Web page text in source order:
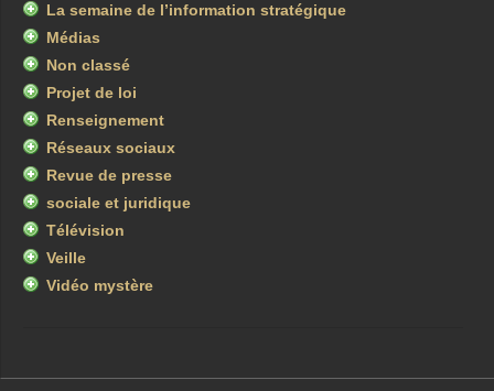
La semaine de l’information stratégique
Médias
Non classé
Projet de loi
Renseignement
Réseaux sociaux
Revue de presse
sociale et juridique
Télévision
Veille
Vidéo mystère